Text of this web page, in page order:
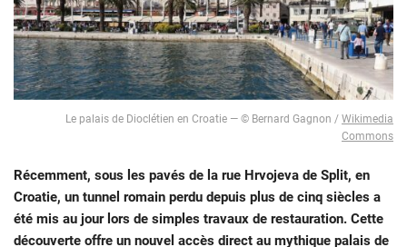
Le palais de Dioclétien en Croatie — © Bernard Gagnon / Wikimedia
Commons
Récemment, sous les pavés de la rue Hrvojeva de Split, en
Croatie, un tunnel romain perdu depuis plus de cinq siècles a
été mis au jour lors de simples travaux de restauration. Cette
découverte offre un nouvel accès direct au mythique palais de